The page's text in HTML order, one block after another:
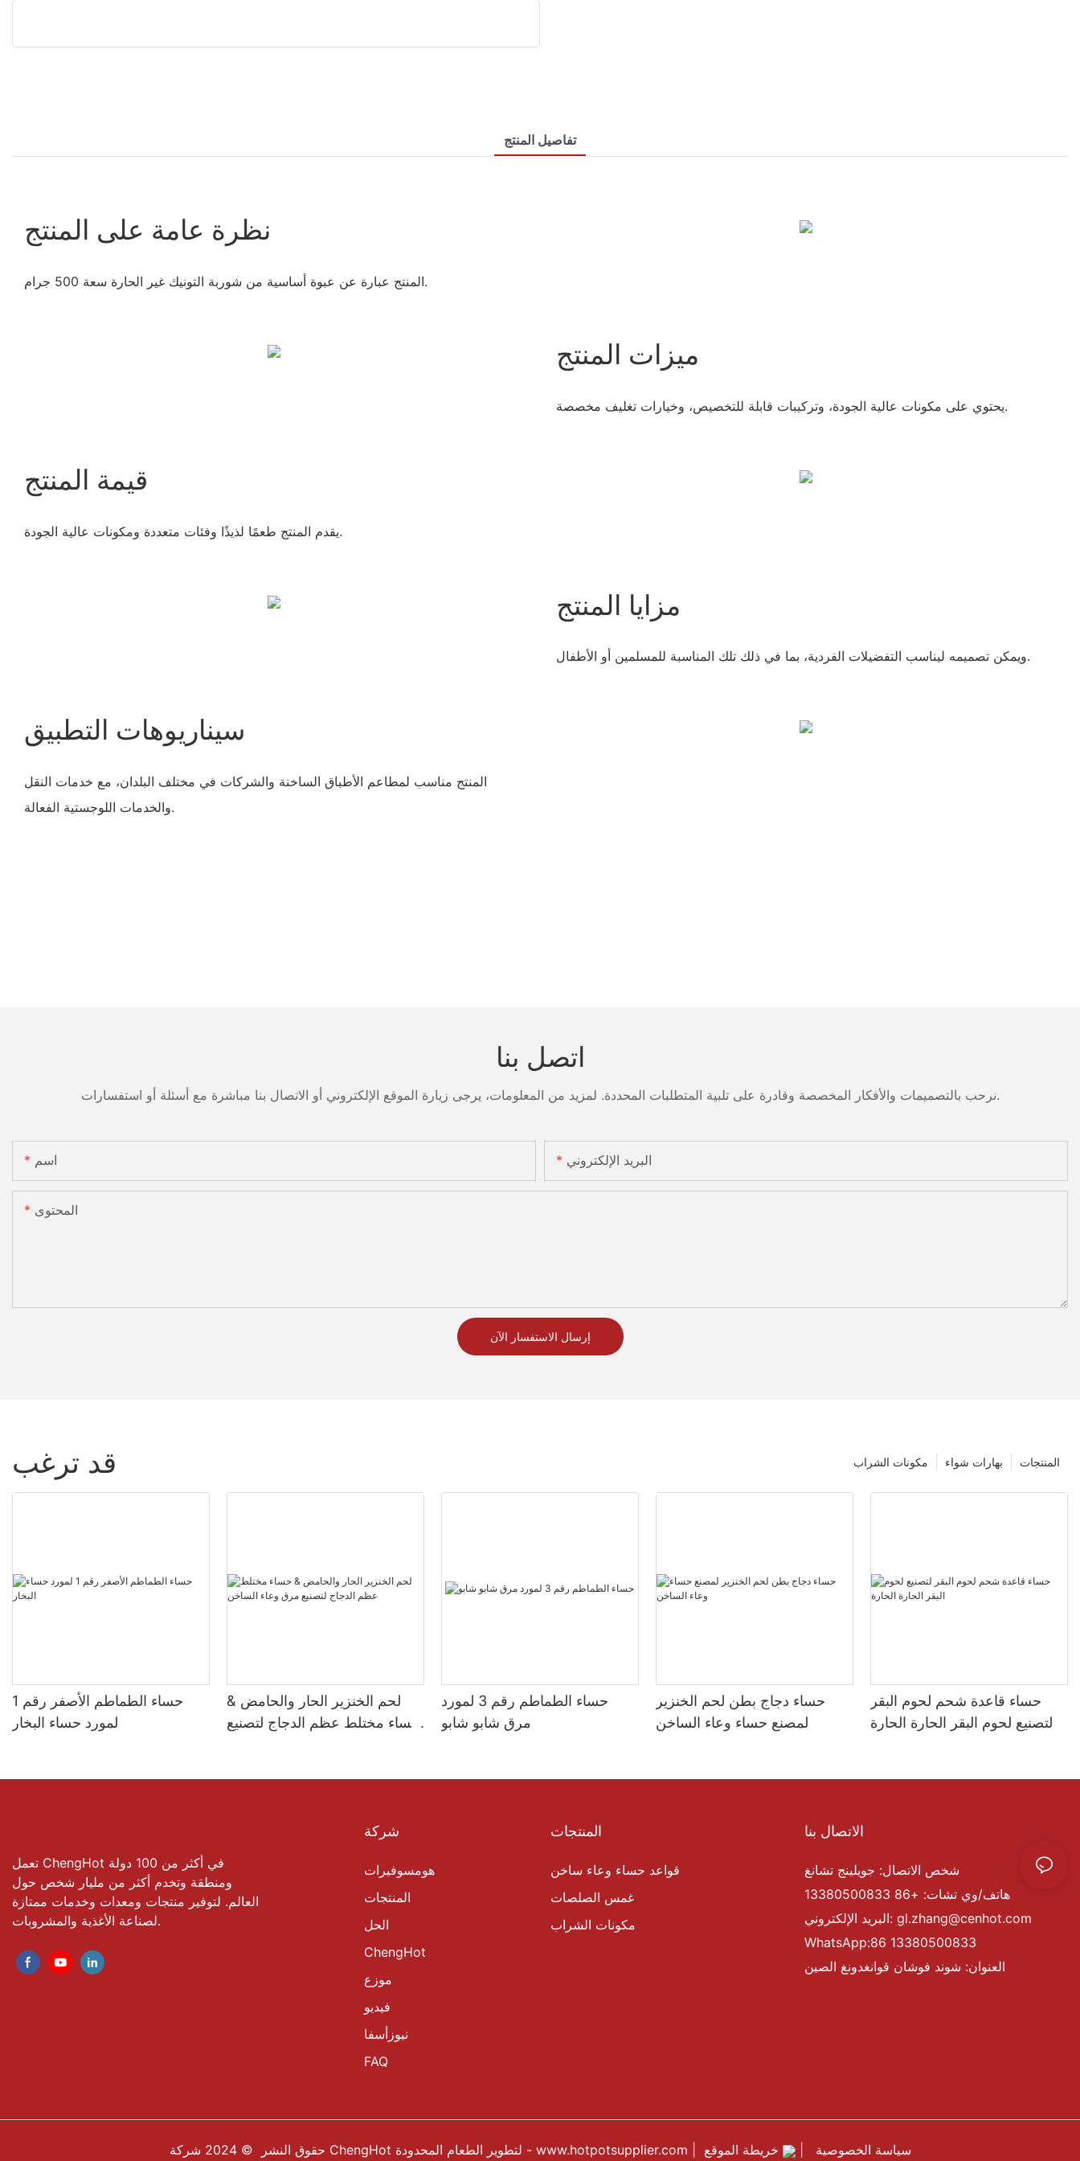
تفاصيل المنتج
نظرة عامة على المنتج
المنتج عبارة عن عبوة أساسية من شوربة التونيك غير الحارة سعة 500 جرام.
ميزات المنتج
يحتوي على مكونات عالية الجودة، وتركيبات قابلة للتخصيص، وخيارات تغليف مخصصة.
قيمة المنتج
يقدم المنتج طعمًا لذيذًا وفئات متعددة ومكونات عالية الجودة.
مزايا المنتج
ويمكن تصميمه ليناسب التفضيلات الفردية، بما في ذلك تلك المناسبة للمسلمين أو الأطفال.
سيناريوهات التطبيق
المنتج مناسب لمطاعم الأطباق الساخنة والشركات في مختلف البلدان، مع خدمات النقل
والخدمات اللوجستية الفعالة.
اتصل بنا
نرحب بالتصميمات والأفكار المخصصة وقادرة على تلبية المتطلبات المحددة. لمزيد من المعلومات، يرجى زيارة الموقع الإلكتروني أو الاتصال بنا مباشرة مع أسئلة أو استفسارات.
اسم البريد الإلكتروني
المحتوى
إرسال الاستفسار الآن
قد ترغب المنتجات بهارات شواء مكونات الشراب
حساء الطماطم الأصفر رقم 1
لمورد حساء البخار
لحم الخنزير الحار والحامض &
حساء مختلط عظم الدجاج لتصنيع
حساء الطماطم رقم 3 لمورد
مرق شابو شابو
حساء دجاج بطن لحم الخنزير
لمصنع حساء وعاء الساخن
حساء قاعدة شحم لحوم البقر
لتصنيع لحوم البقر الحارة الحارة
تعمل ChengHot في أكثر من 100 دولة
ومنطقة وتخدم أكثر من مليار شخص حول
العالم. لتوفير منتجات ومعدات وخدمات ممتازة
لصناعة الأغذية والمشروبات.
شركة
هومسوفيرات
المنتجات
الحل
ChengHot
موزع
فيديو
نيوزأسفا
FAQ
المنتجات
قواعد حساء وعاء ساخن
غمس الصلصات
مكونات الشراب
الاتصال بنا
شخص الاتصال: جويلينج تشانغ
هاتف/وي تشات: +86 13380500833
البريد الإلكتروني: gl.zhang@cenhot.com
WhatsApp:86 13380500833
العنوان: شوند فوشان قوانغدونغ الصين
حقوق النشر © 2024 شركة ChengHot لتطوير الطعام المحدودة - www.hotpotsupplier.com سياسة الخصوصية | خريطة الموقع